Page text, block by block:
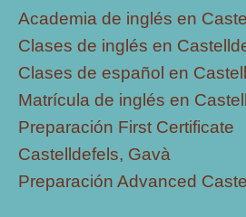
Academia de inglés en
Clases de inglés en
Clases de español en
Matrícula de inglés en
Preparación First Certificate
Castelldefels, Gavà
Preparación Advanced